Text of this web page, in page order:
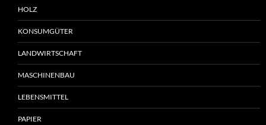
HOLZ
KONSUMGÜTER
LANDWIRTSCHAFT
MASCHINENBAU
LEBENSMITTEL
PAPIER